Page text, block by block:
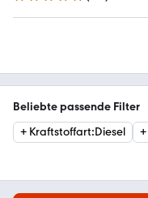
Beliebte passende Filter
+ Kraftstoffart:Diesel +